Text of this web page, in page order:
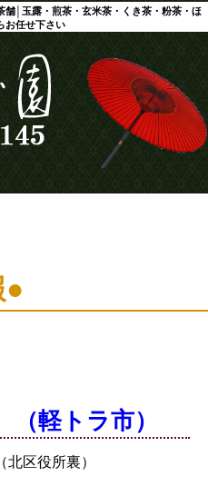
│玉露・煎茶・玄米茶・くき茶・粉茶・ほ
お任せ下さい
軽トラ市）
区役所裏）